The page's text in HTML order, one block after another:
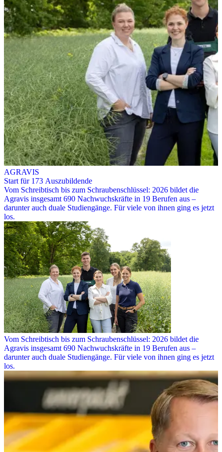
AGRAVIS
Start für 173 Auszubildende
Vom Schreibtisch bis zum Schraubenschlüssel: 2026 bildet die
Agravis insgesamt 690 Nachwuchskräfte in 19 Berufen aus –
darunter auch duale Studiengänge. Für viele von ihnen ging es jetzt
los.
Vom Schreibtisch bis zum Schraubenschlüssel: 2026 bildet die
Agravis insgesamt 690 Nachwuchskräfte in 19 Berufen aus –
darunter auch duale Studiengänge. Für viele von ihnen ging es jetzt
los.